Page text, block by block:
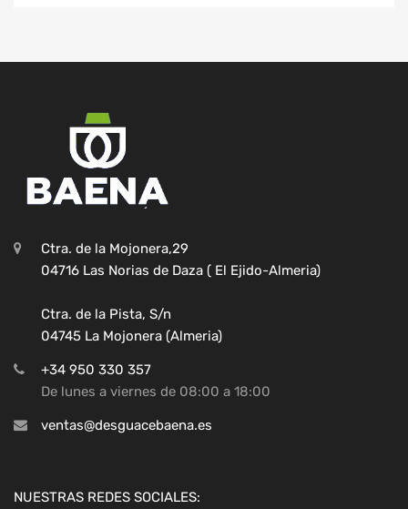
Ctra. de la Mojonera,29
04716 Las Norias de Daza ( El Ejido-Almeria)
Ctra. de la Pista, S/n
04745 La Mojonera (Almeria)
+34 950 330 357
De lunes a viernes de 08:00 a 18:00
ventas@desguacebaena.es
NUESTRAS REDES SOCIALES: